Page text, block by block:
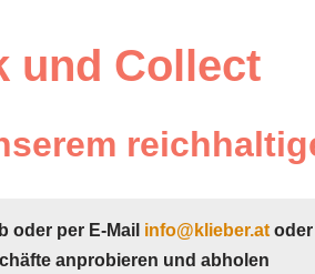
und Collect
oder per E-Mail info@klieber.at
anprobieren und abholen